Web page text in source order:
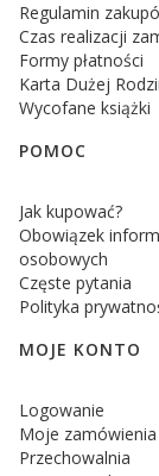
Regulamin
Czas realizacji
Formy płatności
Karta Dużej
Wycofane książki
POMOC
Jak kupować?
Obowiązek
osobowych
Częste pytania
Polityka
MOJE KONTO
Logowanie
Moje zamówienia
Przechowalnia